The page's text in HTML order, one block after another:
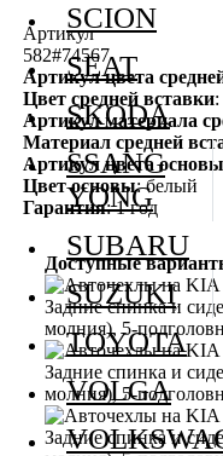
Артикул
582#74567
Артикул цвета
Цвет средней вставки:
Артикул материала
Материал средней
Артикул цвета основы
Цвет основы: белый
Гарантия: 1 год
Доступные
SCION
SEAT
SKODA
SSANG
YONG
SUBARU
SUZUKI
TOYOTA
VOLGA